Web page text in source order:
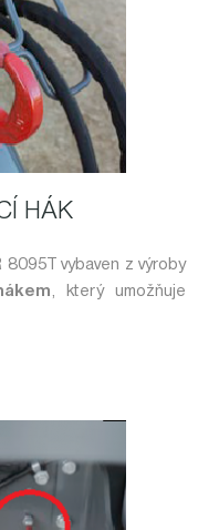
HÁK
8095T vybaven z výroby
, který umožňuje